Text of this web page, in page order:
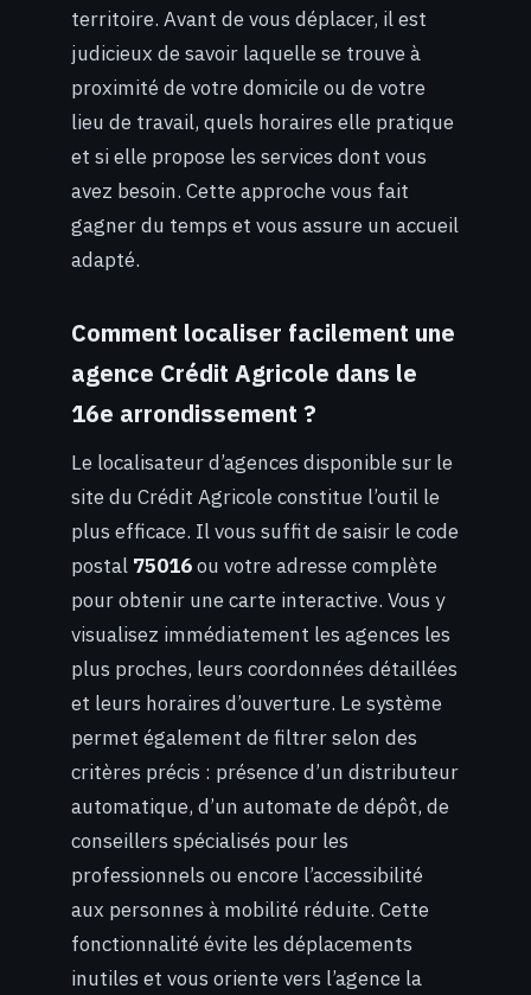
territoire. Avant de vous déplacer, il est
judicieux de savoir laquelle se trouve à
proximité de votre domicile ou de votre
lieu de travail, quels horaires elle pratique
et si elle propose les services dont vous
avez besoin. Cette approche vous fait
gagner du temps et vous assure un accueil
adapté.
Comment localiser facilement une
agence Crédit Agricole dans le
16e arrondissement ?
Le localisateur d’agences disponible sur le
site du Crédit Agricole constitue l’outil le
plus efficace. Il vous suffit de saisir le code
postal 75016ou votre adresse complète
pour obtenir une carte interactive. Vous y
visualisez immédiatement les agences les
plus proches, leurs coordonnées détaillées
et leurs horaires d’ouverture. Le système
permet également de filtrer selon des
critères précis : présence d’un distributeur
automatique, d’un automate de dépôt, de
conseillers spécialisés pour les
professionnels ou encore l’accessibilité
aux personnes à mobilité réduite. Cette
fonctionnalité évite les déplacements
inutiles et vous oriente vers l’agence la